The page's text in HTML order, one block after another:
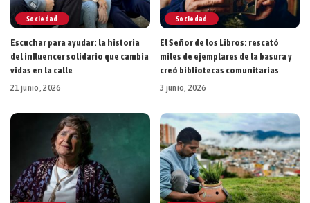
Sociedad
Escuchar para ayudar: la historia
del influencer solidario que cambia
vidas en la calle
21 junio, 2026
Sociedad
El Señor de los Libros: rescató
miles de ejemplares de la basura y
creó bibliotecas comunitarias
3 junio, 2026